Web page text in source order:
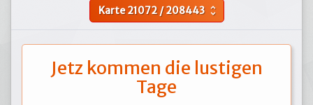
Karte21072/208443 unfold_more
Jetz kommen die lustigen
Tage